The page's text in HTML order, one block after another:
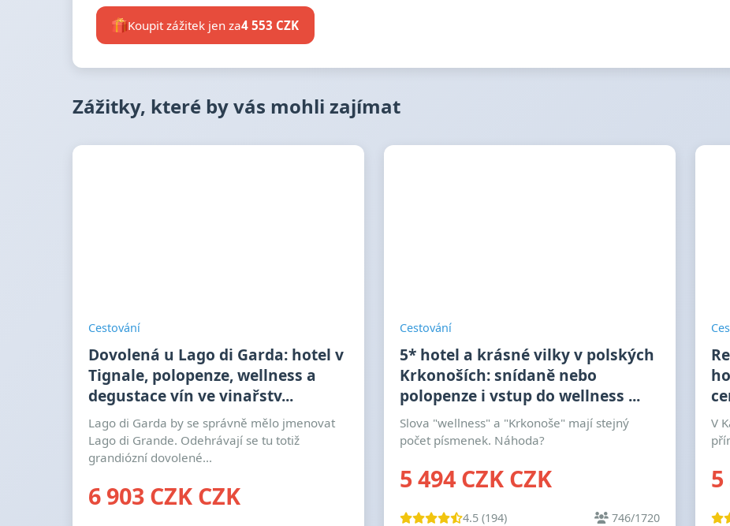
Koupit zážitek jen za4 553 CZK
Zážitky, které by vás mohli zajímat
Cestování
Dovolená u Lago di Garda: hotel v
Tignale, polopenze, wellness a
degustace vín ve vinařstv...
Lago di Garda by se správně mělo jmenovat
Lago di Grande. Odehrávají se tu totiž
grandiózní dovolené...
6 903 CZK CZK
Cestování
5* hotel a krásné vilky v polských
Krkonoších: snídaně nebo
polopenze i vstup do wellness ...
Slova "wellness" a "Krkonoše" mají stejný
počet písmenek. Náhoda?
5 494 CZK CZK
4.5 (194) 746/1720
V
5